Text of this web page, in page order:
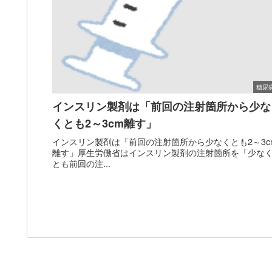
糖尿
インスリン製剤は「前回の注射箇所から少な
くとも2～3cm離す」
インスリン製剤は「前回の注射箇所から少なくとも2～
離す」厚生労働省はインスリン製剤の注射箇所を「少なく
とも前回の注...